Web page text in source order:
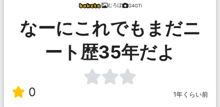
むろぼ G4GTi
なーにこれでもまだニ
ート歴35年だよ
0 1年くらい前